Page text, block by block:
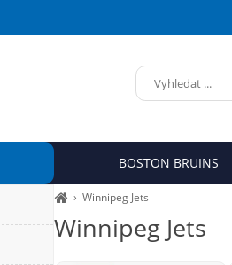
› Winnipeg Jets
Winnipeg Jets
BOSTON BRUINS